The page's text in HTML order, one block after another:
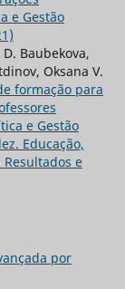
e Gestão
Baubekova,
Oksana V.
formação para
e Gestão
Educação,
e
por